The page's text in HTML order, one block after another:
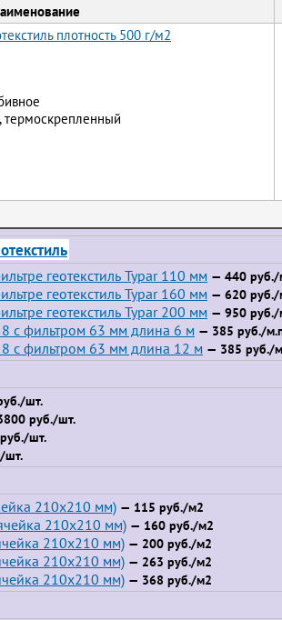
плотность 500 г/м2
термоскрепленный
геотекстиль Typar 110 мм — 440 руб./
геотекстиль Typar 160 мм — 620 руб./
геотекстиль Typar 200 мм — 950 руб./
с фильтром 63 мм длина 6 м — 385 руб./
с фильтром 63 мм длина 12 м — 385 руб./
шт.
руб./шт.
шт.
шт.
210x210 мм) — 115 руб./м2
210x210 мм) — 160 руб./м2
210x210 мм) — 200 руб./м2
210x210 мм) — 263 руб./м2
210x210 мм) — 368 руб./м2